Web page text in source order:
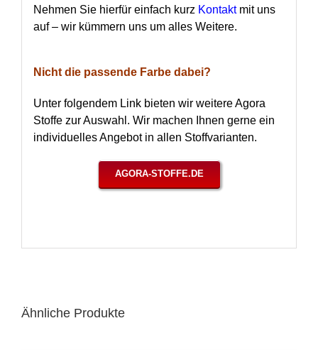
Nehmen Sie hierfür einfach kurz Kontakt mit uns
auf – wir kümmern uns um alles Weitere.
Nicht die passende Farbe dabei?
Unter folgendem Link bieten wir weitere Agora
Stoffe zur Auswahl. Wir machen Ihnen gerne ein
individuelles Angebot in allen Stoffvarianten.
AGORA-STOFFE.DE
Ähnliche Produkte